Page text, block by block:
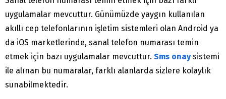
uygulamalar mevcuttur. Günümüzde yaygın kullanılan
akıllı cep telefonlarının işletim sistemleri olan Android ya
da iOS marketlerinde, sanal telefon numarası temin
etmek için bazı uygulamalar mevcuttur. Sms onaysistemi
ile alınan bu numaralar, farklı alanlarda sizlere kolaylık
sunabilmektedir.